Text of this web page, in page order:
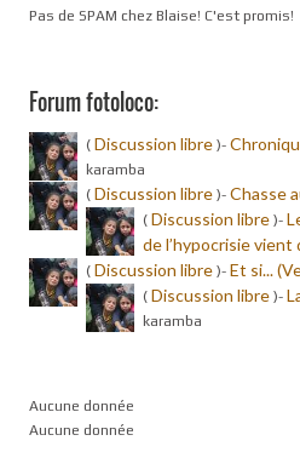
Pas de SPAM chez Blaise! C'est promis!
Forum fotoloco:
( Discussion libre )-
karamba
( Discussion libre )- Chasse
( Discussion libre )-
de l’hypocrisie vient
( Discussion libre )- Et si...
( Discussion libre )-
karamba
Aucune donnée
Aucune donnée